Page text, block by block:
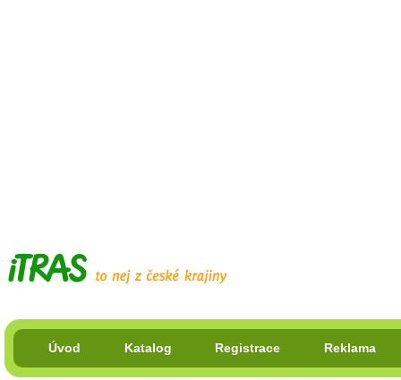
Úvod Katalog Registrace Reklama